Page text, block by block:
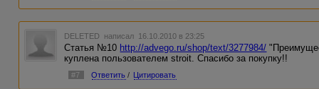
DELETED написал 16.10.2010 в 23:25
Статья №10 http://advego.ru/shop/text/3277984/
куплена пользователем stroit. Спасибо за покупку!!
#7 Ответить / Цитировать